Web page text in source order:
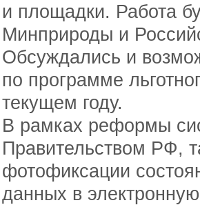
и площадки. Работа
Минприроды и
Обсуждались и
по программе
текущем году.
В рамках реформы
Правительством РФ,
фотофиксации
данных в